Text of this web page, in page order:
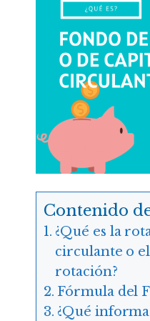
Contenido
¿Qué es la
circulante o
rotación?
Fórmula del
¿Qué